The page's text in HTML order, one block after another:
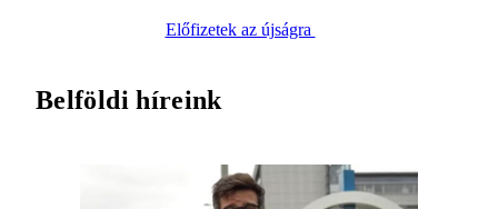
Előfizetek az újságra
Belföldi híreink